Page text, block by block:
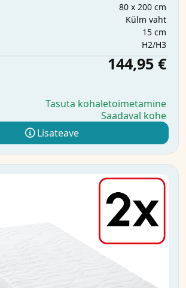
80 x 200 cm
Külm vaht
15 cm
H2/H3
144,95 €
Tasuta kohaletoimetamine
Saadaval kohe
Lisateave